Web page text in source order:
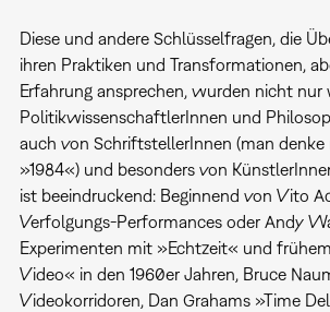
Diese und andere Schlüsselfragen, die
ihren Praktiken und Transformationen,
Erfahrung ansprechen, wurden nicht nur
PolitikwissenschaftlerInnen und
auch von SchriftstellerInnen (man
»1984«) und besonders von
ist beeindruckend: Beginnend von Vito
Verfolgungs-Performances oder Andy
Experimenten mit »Echtzeit« und
Video« in den 1960er Jahren, Bruce
Videokorridoren, Dan Grahams »Time